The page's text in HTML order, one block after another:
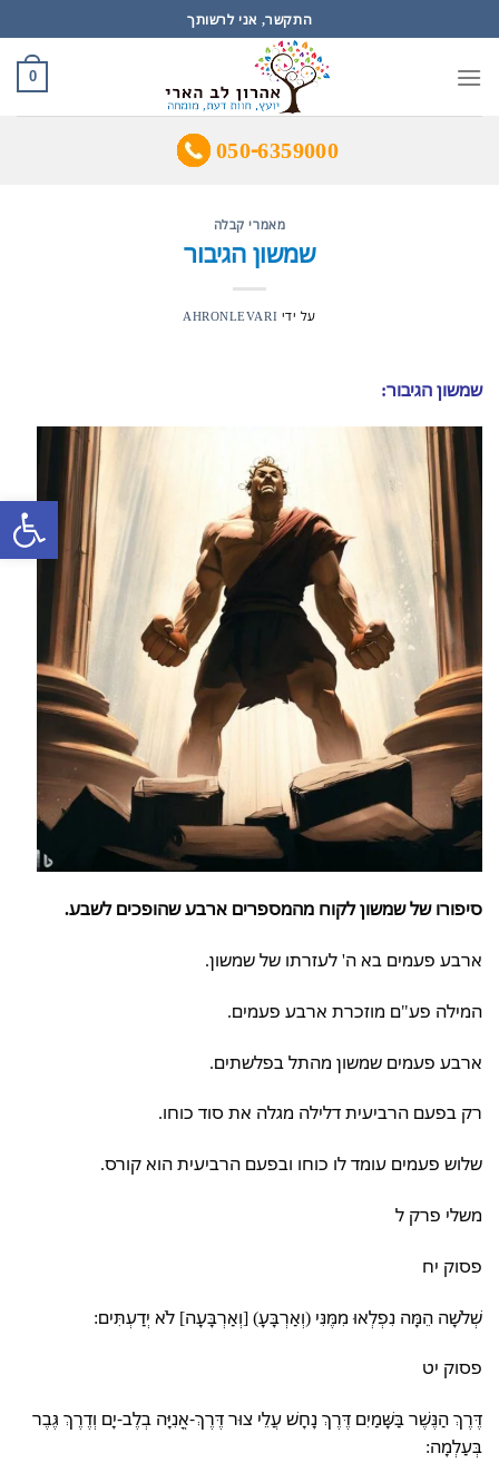
פתח
to
content
התקשר, אני לרשותך
0
050-6359000
מאמרי קבלה
שמשון הגיבור
על ידי AHRONLEVARI
שמשון הגיבור:
סיפורו של שמשון לקוח מהמספרים ארבע שהופכים לשבע.
ארבע פעמים בא ה' לעזרתו של שמשון.
המילה פע"ם מוזכרת ארבע פעמים.
ארבע פעמים שמשון מהתל בפלשתים.
רק בפעם הרביעית דלילה מגלה את סוד כוחו.
שלוש פעמים עומד לו כוחו ובפעם הרביעית הוא קורס.
משלי פרק ל
פסוק יח
שְׁלֹשָׁה הֵמָּה נִפְלְאוּ מִמֶּנִּי (וְאַרְבָּעָ) [וְאַרְבָּעָה] לֹא יְדַעְתִּים:
פסוק יט
דֶּרֶךְ הַנֶּשֶׁר בַּשָּׁמַיִם דֶּרֶךְ נָחָשׁ עֲלֵי צוּר דֶּרֶךְ-אֳנִיָּה בְלֶב-יָם וְדֶרֶךְ גֶּבֶר
בְּעַלְמָה: